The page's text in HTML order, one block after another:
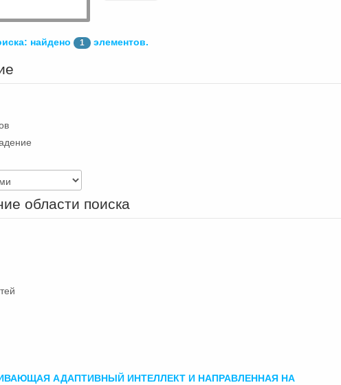
найдено 1 элементов.
области поиска
АДАПТИВНЫЙ ИНТЕЛЛЕКТ И НАПРАВЛЕННАЯ НА